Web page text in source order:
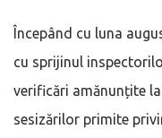
Începând cu luna
cu sprijinul
verificări amănunțite
sesizărilor primite